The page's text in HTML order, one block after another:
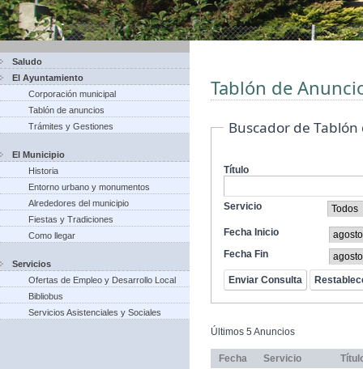
Saludo
El Ayuntamiento
Corporación municipal
Tablón de anuncios
Trámites y Gestiones
El Municipio
Historia
Entorno urbano y monumentos
Alrededores del municipio
Fiestas y Tradiciones
Como llegar
Servicios
Ofertas de Empleo y Desarrollo Local
Bibliobus
Servicios Asistenciales y Sociales
Tablón de
Buscador de
Título
Servicio
Fecha Inicio
Fecha Fin
Últimos 5 Anuncios
Fecha Servicio